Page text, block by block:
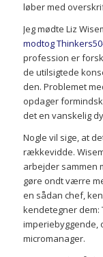
løber med
Jeg mødte Liz
modtog
profession er
de utilsigtede
den. Problemet
opdager
det en vanskelig
Nogle vil sige, at
rækkevidde.
arbejder sammen
gøre ondt værre
en sådan chef,
kendetegner dem:
imperiebyggende,
micromanager.